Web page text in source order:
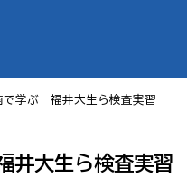
学ぶ 福井大生ら検査実習
井大生ら検査実習